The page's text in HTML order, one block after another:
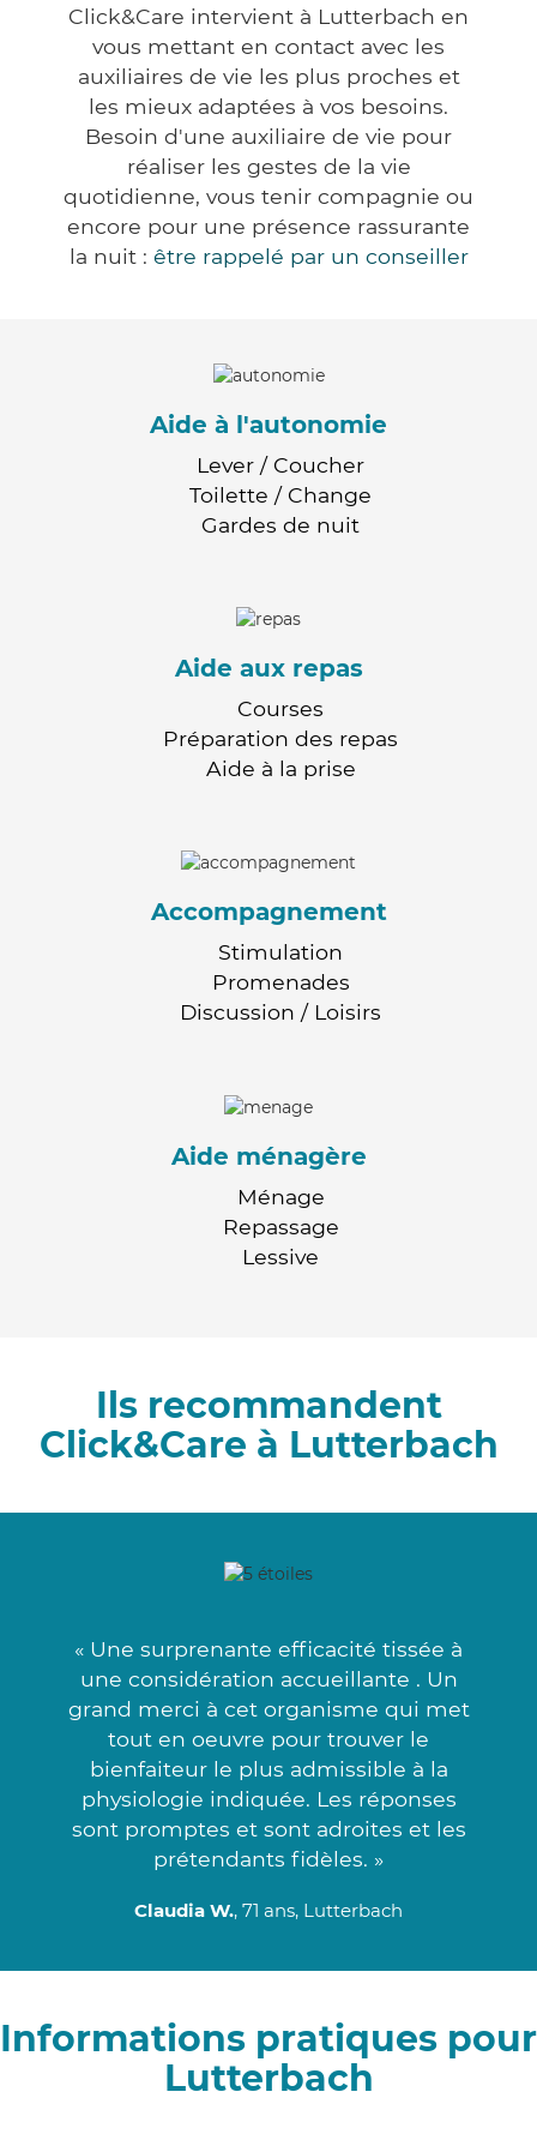
Click&Care intervient à Lutterbach en
vous mettant en contact avec les
auxiliaires de vie les plus proches et
les mieux adaptées à vos besoins.
Besoin d'une auxiliaire de vie pour
réaliser les gestes de la vie
quotidienne, vous tenir compagnie ou
encore pour une présence rassurante
la nuit : être rappelé par un conseiller
Aide à l'autonomie
Lever / Coucher
Toilette / Change
Gardes de nuit
Aide aux repas
Courses
Préparation des repas
Aide à la prise
Accompagnement
Stimulation
Promenades
Discussion / Loisirs
Aide ménagère
Ménage
Repassage
Lessive
Ils recommandent
Click&Care à Lutterbach
« Une surprenante efficacité tissée à
une considération accueillante . Un
grand merci à cet organisme qui met
tout en oeuvre pour trouver le
bienfaiteur le plus admissible à la
physiologie indiquée. Les réponses
sont promptes et sont adroites et les
prétendants fidèles. »
Claudia W., 71 ans, Lutterbach
Informations pratiques pour
Lutterbach